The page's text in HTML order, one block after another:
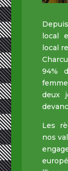
local
local
94%
deux
Les
nos